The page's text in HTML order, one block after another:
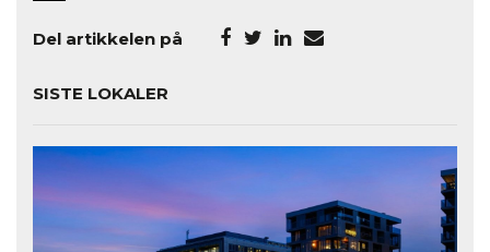
Del artikkelen på
SISTE LOKALER